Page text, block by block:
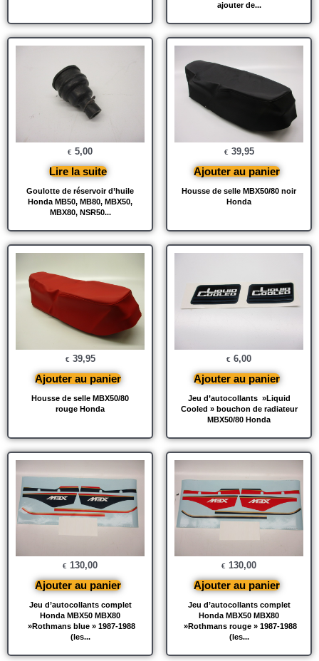
ajouter de...
Goulotte de réservoir d’huile
Honda MB50, MB80, MBX50,
MBX80, NSR50...
€ 5,00
Lire la suite
Housse de selle MBX50/80 noir
Honda
€ 39,95
Ajouter au panier
Housse de selle MBX50/80
rouge Honda
€ 39,95
Ajouter au panier
Jeu d’autocollants »Liquid
Cooled » bouchon de radiateur
MBX50/80 Honda
€ 6,00
Ajouter au panier
Jeu d’autocollants complet
Honda MBX50 MBX80
»Rothmans blue » 1987-1988
(les...
€ 130,00
Ajouter au panier
Jeu d’autocollants complet
Honda MBX50 MBX80
»Rothmans rouge » 1987-1988
(les...
€ 130,00
Ajouter au panier